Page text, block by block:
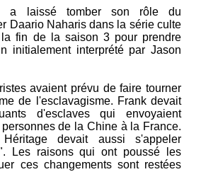
a laissé tomber son rôle du
Daario Naharis dans la série culte
fin de la saison 3 pour prendre
initialement interprété par Jason
avaient prévu de faire tourner
de l'esclavagisme. Frank devait
d'esclaves qui envoyaient
de la Chine à la France.
devait aussi s'appeler
Les raisons qui ont poussé les
ces changements sont restées